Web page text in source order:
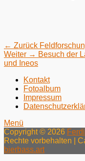
← Zurück
Beitrag:
Weiter → Nächster
Beitrag:
Besuch der
und Ineos
Menü
Fußzeile
Zum
Inhalt:
Kontakt
Fotoalbum
Impressum
Menü
Copyright © 2026
Rechte vorbehalten |
bierbass.art